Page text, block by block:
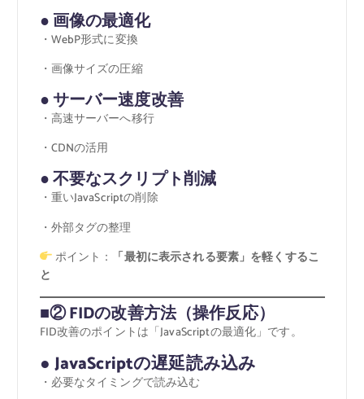
● 画像の最適化
・WebP形式に変換
・画像サイズの圧縮
● サーバー速度改善
・高速サーバーへ移行
・CDNの活用
● 不要なスクリプト削減
・重いJavaScriptの削除
・外部タグの整理
ポイント：
「最初に表示される要素」を軽くするこ
と
■② FIDの改善方法（操作反応）
FID改善のポイントは「JavaScriptの最適化」です。
● JavaScriptの遅延読み込み
・必要なタイミングで読み込む